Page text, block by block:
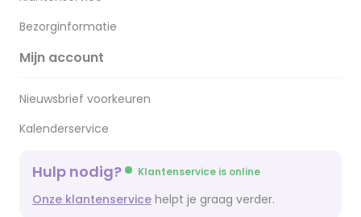
Bezorginformatie
Mijn account
Nieuwsbrief voorkeuren
Kalenderservice
Hulp nodig? Klantenservice is online
Onze klantenservice helpt je graag verder.